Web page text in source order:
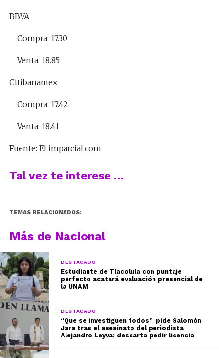
BBVA
Compra: 17.30
Venta: 18.85
Citibanamex
Compra: 17.42
Venta: 18.41
Fuente: El imparcial.com
Tal vez te interese …
TEMAS RELACIONADOS:
Más de Nacional
DESTACADO
Estudiante de Tlacolula con puntaje
perfecto acatará evaluación presencial de
la UNAM
DESTACADO
“Que se investiguen todos”, pide Salomón
Jara tras el asesinato del periodista
Alejandro Leyva; descarta pedir licencia